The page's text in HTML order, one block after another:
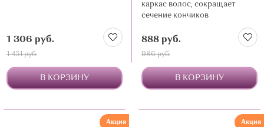
1 306 руб.
1 451 руб.
В КОРЗИНУ
каркас волос, сокращает
сечение кончиков
888 руб.
986 руб.
В КОРЗИНУ
Акция Акция